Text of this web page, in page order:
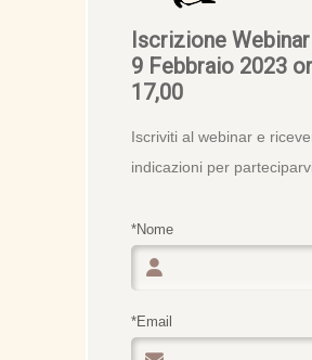
Iscrizione
9 Febbraio 2023
17,00
Iscriviti al webinar e
indicazioni per parteciparvi
*Nome
*Email